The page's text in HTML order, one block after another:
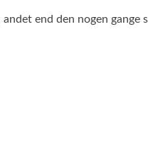
end den nogen